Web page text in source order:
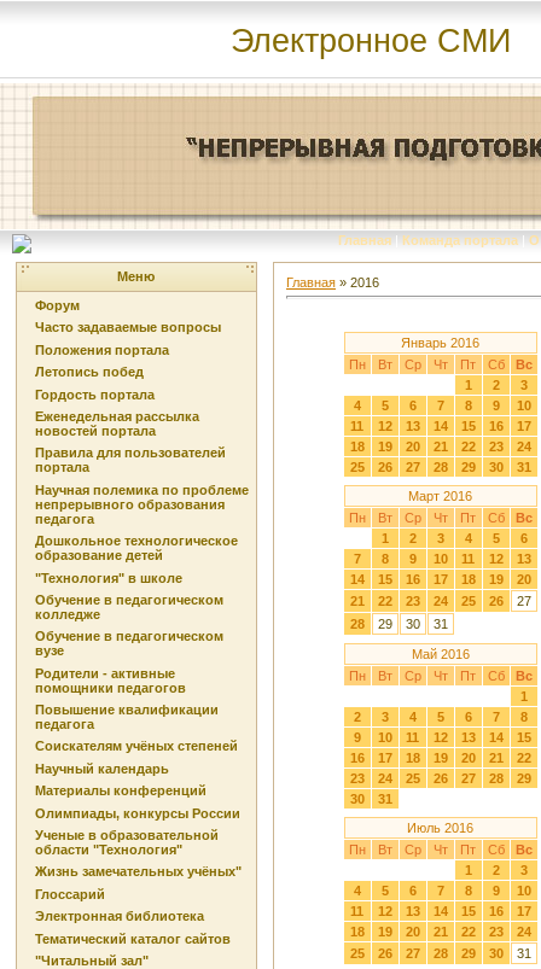
Электронное СМИ
Главная | Команда портала | О
Меню
Форум
Часто задаваемые вопросы
Положения портала
Летопись побед
Гордость портала
Еженедельная рассылка
новостей портала
Правила для пользователей
портала
Научная полемика по проблеме
непрерывного образования
педагога
Дошкольное технологическое
образование детей
"Технология" в школе
Обучение в педагогическом
колледже
Обучение в педагогическом
вузе
Родители - активные
помощники педагогов
Повышение квалификации
педагога
Соискателям учёных степеней
Научный календарь
Материалы конференций
Олимпиады, конкурсы России
Ученые в образовательной
области "Технология"
Жизнь замечательных учёных"
Глоссарий
Электронная библиотека
Тематический каталог сайтов
"Читальный зал"
Главная » 2016
Январь 2016
Пн
Вт Ср Чт Пт Сб
Вс
1
2
3
4
5 6 7 8 9
10
11
12 13 14 15 16
17
18
19 20 21 22 23
24
25
26 27 28 29 30
31
Март 2016
Пн
Вт Ср Чт Пт Сб
Вс
1
2 3 4 5
6
7
8 9 10 11 12
13
14
15 16 17 18 19
20
21
22 23 24 25 26
27
28
29 30 31
Май 2016
Пн
Вт Ср Чт Пт Сб
Вс
1
2
3 4 5 6 7
8
9
10 11 12 13 14
15
16
17 18 19 20 21
22
23
24 25 26 27 28
29
30
31
Июль 2016
Пн
Вт Ср Чт Пт Сб
Вс
1
2
3
4
5 6 7 8 9
10
11
12 13 14 15 16
17
18
19 20 21 22 23
24
25
26 27 28 29 30 31